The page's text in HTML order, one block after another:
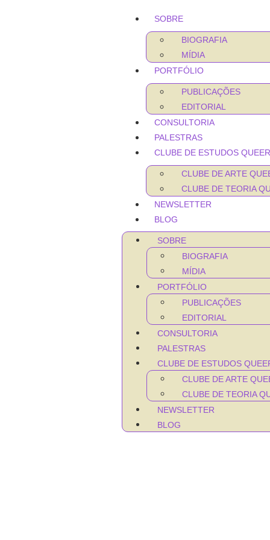
SOBRE
BIOGRAFIA
MÍDIA
PORTFÓLIO
PUBLICAÇÕES
EDITORIAL
CONSULTORIA
PALESTRAS
CLUBE DE ESTUDOS QUEER
CLUBE DE ARTE
CLUBE DE TEORIA
NEWSLETTER
BLOG
SOBRE
BIOGRAFIA
MÍDIA
PORTFÓLIO
PUBLICAÇÕES
EDITORIAL
CONSULTORIA
PALESTRAS
CLUBE DE ESTUDOS
CLUBE DE ARTE
CLUBE DE TEORIA
NEWSLETTER
BLOG